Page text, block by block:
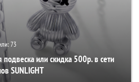
73
или скидка 500р. в сети
SUNLIGHT